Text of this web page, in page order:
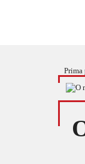
Prima